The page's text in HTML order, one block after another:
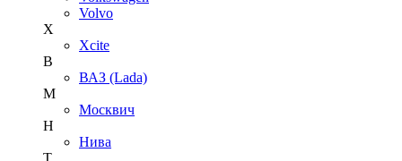
Volvo
X
Xcite
В
ВАЗ (Lada)
М
Москвич
Н
Нива
Т